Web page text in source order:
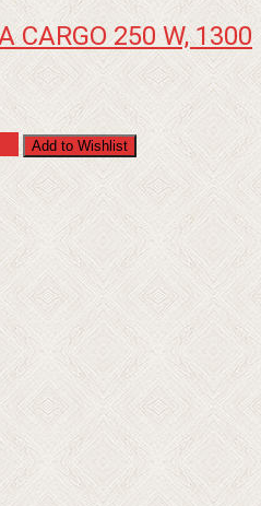
CARGO 250 W, 1300
Add to Wishlist